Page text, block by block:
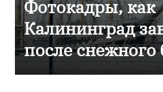
как
завалило
бурана